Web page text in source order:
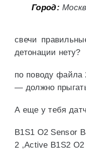
Город:
свечи
детонации нету?
по поводу файла
— должно
А еще у тебя
B1S1 O2 Sensor
2 ,Active B1S2